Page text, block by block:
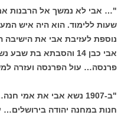
"… אבי לא נמשך אל הרבנות
שעות ללימוד. הוא היה איש
נוספת לעזיבת אבי את הישיבה
אבי כבן 14 והסבתא בת
פרנסה… עול הפרנסה ועזרה
"ב-1907 נשא אבי את
חנות במחנה יהודה בירושלים…